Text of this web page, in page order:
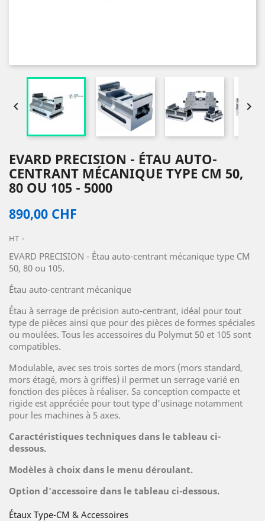
 
EVARD PRECISION - ÉTAU AUTO-
CENTRANT MÉCANIQUE TYPE CM 50,
80 OU 105 - 5000
890,00 CHF
HT
EVARD PRECISION - Étau auto-centrant mécanique type CM
50, 80 ou 105.
Étau auto-centrant mécanique
Étau à serrage de précision auto-centrant, idéal pour tout
type de pièces ainsi que pour des pièces de formes spéciales
ou moulées. Tous les accessoires du Polymut 50 et 105 sont
compatibles.
Modulable, avec ses trois sortes de mors (mors standard,
mors étagé, mors à griffes) il permet un serrage varié en
fonction des pièces à réaliser. Sa conception compacte et
rigide est appréciée pour tout type d'usinage notamment
pour les machines à 5 axes.
Caractéristiques techniques dans le tableau ci-
dessous.
Modèles à choix dans le menu déroulant.
Option d'accessoire dans le tableau ci-dessous.
Étaux Type-CM & Accessoires